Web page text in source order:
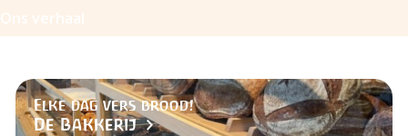
Elke dag vers brood!
De Bakkerij